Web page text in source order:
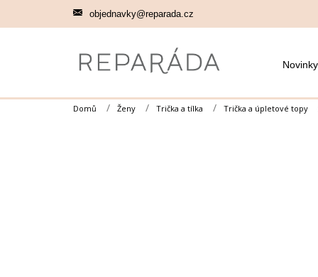
objednavky@reparada.cz
Novinky
Domů Ženy Trička a tílka Trička a úpletové topy